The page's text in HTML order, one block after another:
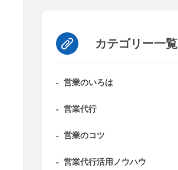
カテゴリー一覧
- 営業のいろは
- 営業代行
- 営業のコツ
- 営業代行活用ノウハウ